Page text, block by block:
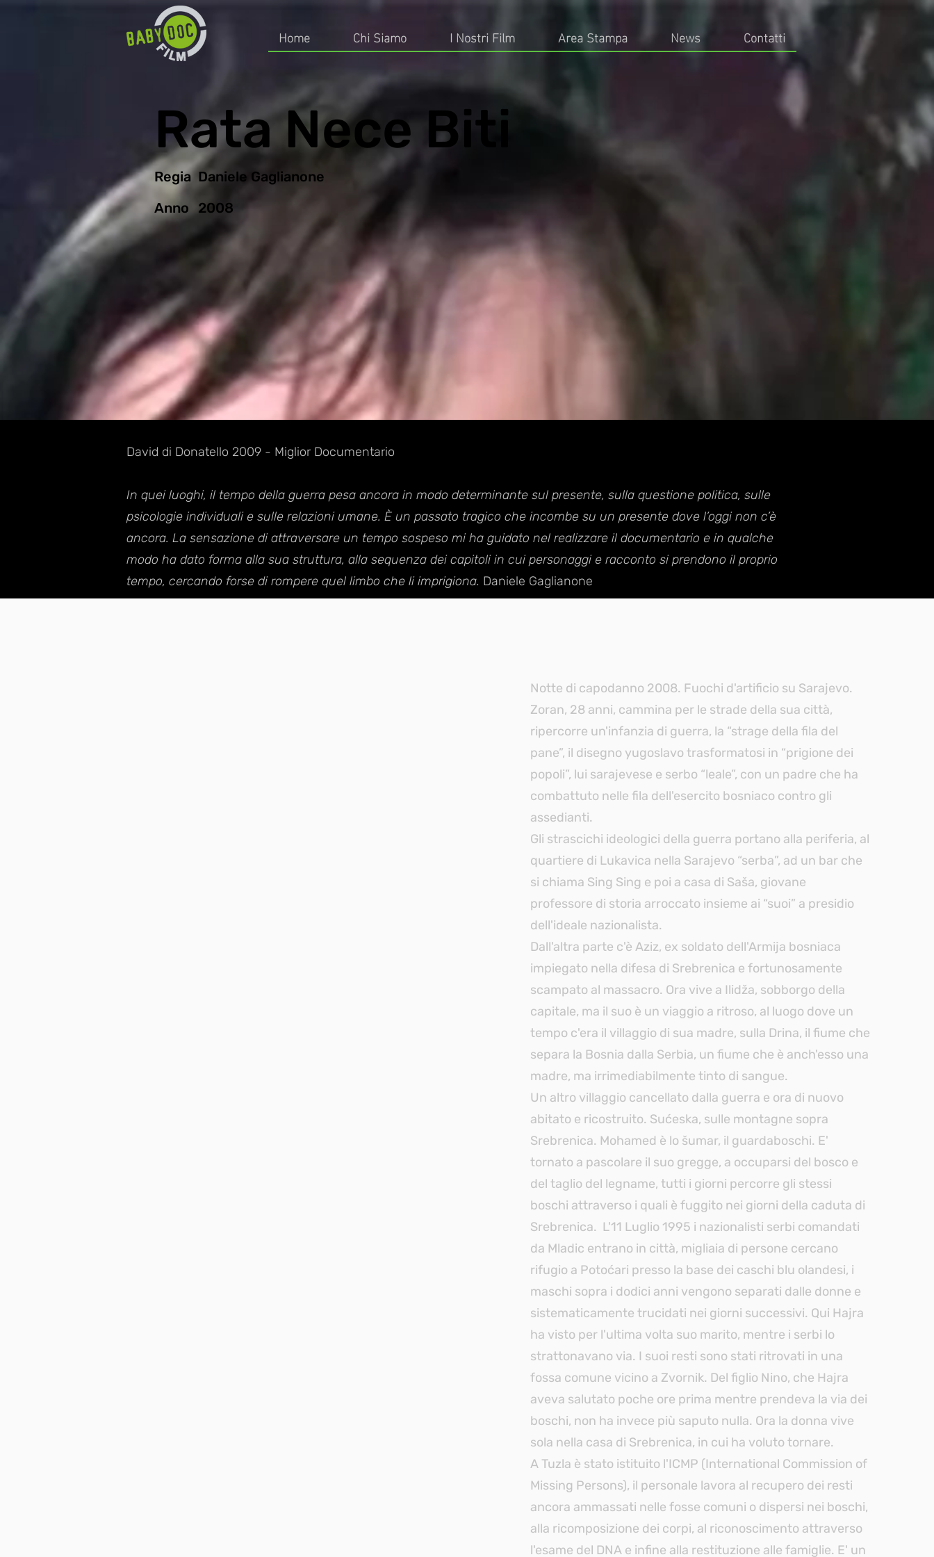
Home Chi Siamo I Nostri Film Area Stampa News Contatti
Rata Nece Biti
Regia Daniele Gaglianone
Anno
2008
David di Donatello 2009 - Miglior Documentario
In quei luoghi, il tempo della guerra pesa ancora in modo determinante sul presente, sulla questione politica, sulle
psicologie individuali e sulle relazioni umane. È un passato tragico che incombe su un presente dove l’oggi non c’è
ancora. La sensazione di attraversare un tempo sospeso mi ha guidato nel realizzare il documentario e in qualche
modo ha dato forma alla sua struttura, alla sequenza dei capitoli in cui personaggi e racconto si prendono il proprio
tempo, cercando forse di rompere quel limbo che li imprigiona. Daniele Gaglianone
Notte di capodanno 2008. Fuochi d'artificio su Sarajevo.
Zoran, 28 anni, cammina per le strade della sua città,
ripercorre un'infanzia di guerra, la “strage della fila del
pane”, il disegno yugoslavo trasformatosi in “prigione dei
popoli”, lui sarajevese e serbo “leale”, con un padre che ha
combattuto nelle fila dell'esercito bosniaco contro gli
assedianti.
Gli strascichi ideologici della guerra portano alla periferia, al
quartiere di Lukavica nella Sarajevo “serba”, ad un bar che
si chiama Sing Sing e poi a casa di Saša, giovane
professore di storia arroccato insieme ai “suoi” a presidio
dell'ideale nazionalista.
Dall'altra parte c'è Aziz, ex soldato dell'Armija bosniaca
impiegato nella difesa di Srebrenica e fortunosamente
scampato al massacro. Ora vive a Ilidža, sobborgo della
capitale, ma il suo è un viaggio a ritroso, al luogo dove un
tempo c'era il villaggio di sua madre, sulla Drina, il fiume che
separa la Bosnia dalla Serbia, un fiume che è anch'esso una
madre, ma irrimediabilmente tinto di sangue.
Un altro villaggio cancellato dalla guerra e ora di nuovo
abitato e ricostruito. Sućeska, sulle montagne sopra
Srebrenica. Mohamed è lo šumar, il guardaboschi. E'
tornato a pascolare il suo gregge, a occuparsi del bosco e
del taglio del legname, tutti i giorni percorre gli stessi
boschi attraverso i quali è fuggito nei giorni della caduta di
Srebrenica. L'11 Luglio 1995 i nazionalisti serbi comandati
da Mladic entrano in città, migliaia di persone cercano
rifugio a Potoćari presso la base dei caschi blu olandesi, i
maschi sopra i dodici anni vengono separati dalle donne e
sistematicamente trucidati nei giorni successivi. Qui Hajra
ha visto per l'ultima volta suo marito, mentre i serbi lo
strattonavano via. I suoi resti sono stati ritrovati in una
fossa comune vicino a Zvornik. Del figlio Nino, che Hajra
aveva salutato poche ore prima mentre prendeva la via dei
boschi, non ha invece più saputo nulla. Ora la donna vive
sola nella casa di Srebrenica, in cui ha voluto tornare.
A Tuzla è stato istituito l'ICMP (International Commission of
Missing Persons), il personale lavora al recupero dei resti
ancora ammassati nelle fosse comuni o dispersi nei boschi,
alla ricomposizione dei corpi, al riconoscimento attraverso
l'esame del DNA e infine alla restituzione alle famiglie. E' un